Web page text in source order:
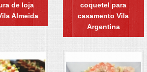
de loja
Almeida
coquetel para
casamento Vila
Argentina